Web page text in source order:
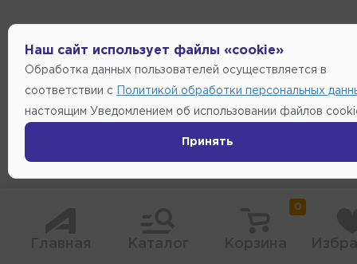
0
Наш сайт использует файлы «cookie»
Обработка данных пользователей осуществляется в
соответствии с Политикой обработки персональных
настоящим Уведомлением об использовании файлов
Принять